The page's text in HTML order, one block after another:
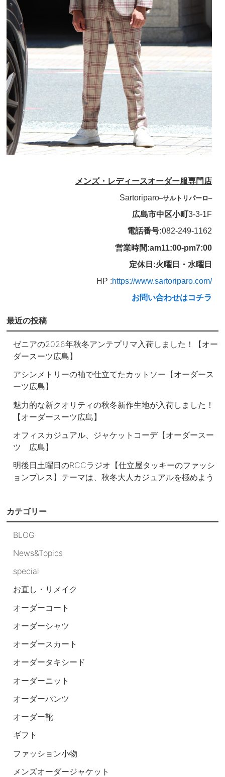
メンズ・レディースオーダー服専門店
Sartoriparo–サルトリパーロ–
広島市中区小町3-3-1F
電話番号:082-249-1162
営業時間:am11:00-pm7:00
定休日:火曜日・水曜日
HP :https://www.sartoriparo.com/
お問い合わせはコチラ
最近の投稿
ゼニアの2026年秋冬アンテプリマ入荷しました！【オー
ダースーツ広島】
アシンメトリーの袖で仕立てたカットソー【オーダース
ーツ広島】
魅力的な新クオリティの秋冬新作生地が入荷しました！
【オーダースーツ広島】
オフィスカジュアル、ジャケットコーデ【オーダースー
ツ 広島】
明後日土曜日のRCCラジオ【仕立屋タッキーのファッシ
ョンプレス】テーマは、秋冬大人カジュアルを極めよう
カテゴリー
BLOG
News&Topics
special
お直し・リメイク
オーダーコート
オーダーシャツ
オーダースカート
オーダータキシード
オーダーニット
オーダーパンツ
オーダー靴
ギフト
ファッション小物
メンズオーダージャケット